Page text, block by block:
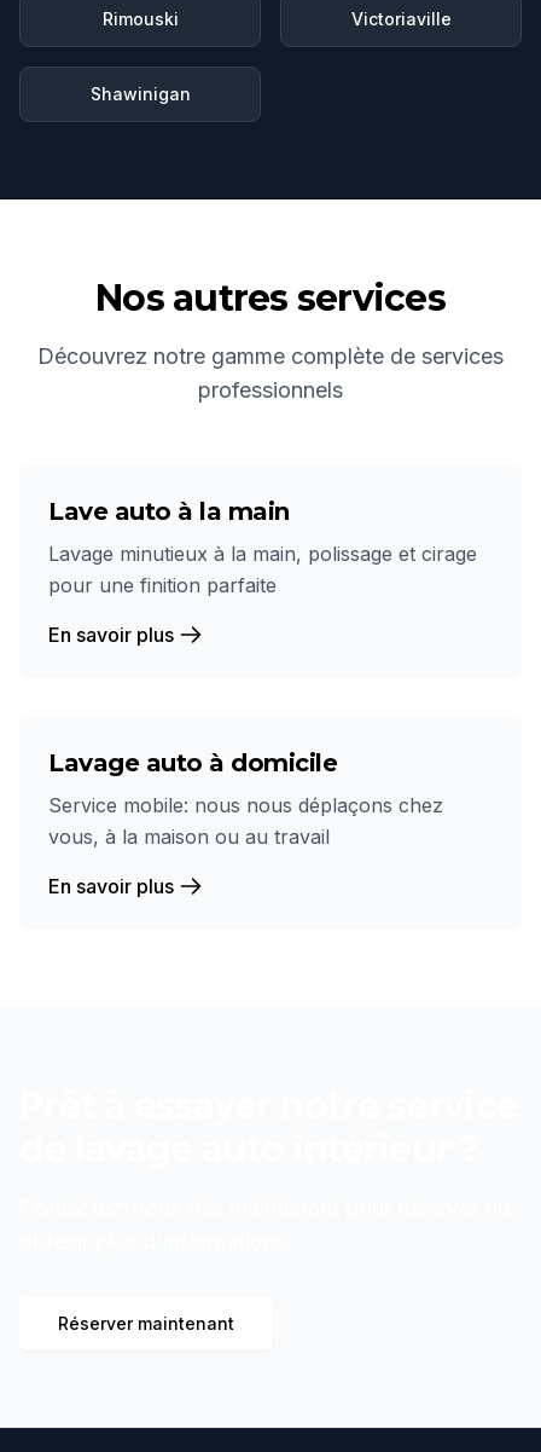
Rimouski Victoriaville
Shawinigan
Nos autres services
Découvrez notre gamme complète de services
professionnels
Lave auto à la main
Lavage minutieux à la main, polissage et cirage
pour une finition parfaite
En savoir plus
Lavage auto à domicile
Service mobile: nous nous déplaçons chez
vous, à la maison ou au travail
En savoir plus
Réserver maintenant